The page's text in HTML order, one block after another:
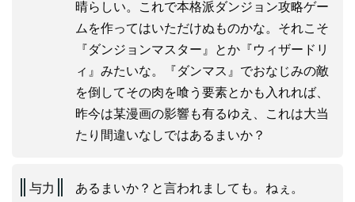
晴らしい。これで本格派ダンジョン攻略ゲー
ムを作ってはいただけぬものかな。それこそ
『ダンジョンマスター』とか『ウィザードリ
ィ』みたいな。『ダンマス』でおなじみの敵
を倒してその肉を喰う要素とかも入れれば、
昨今は某漫画の影響も有るゆえ、これは大当
たり間違いなしではあるまいか？
与力 あるまいか？と言われましても。ねぇ。